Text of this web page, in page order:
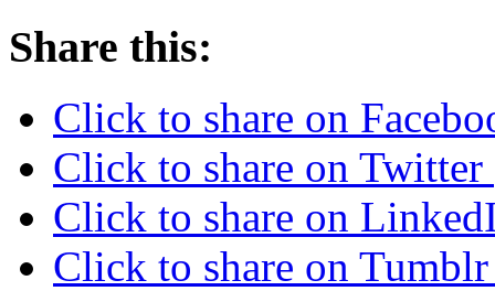
Share this:
Click to share on
Click to share on
Click to share on
Click to share on